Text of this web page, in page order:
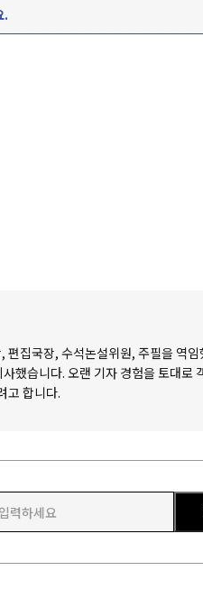
.
편집국장, 수석논설위원, 주필을 역임
했습니다. 오랜 기자 경험을 토대로
고 합니다.
력하세요